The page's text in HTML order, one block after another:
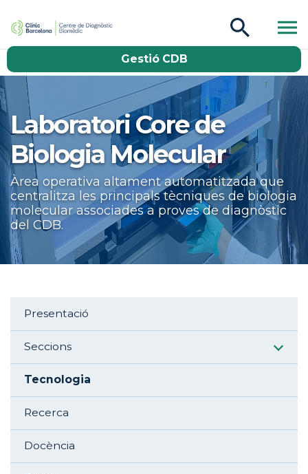
Gestió CDB
Laboratori Core de
Biologia Molecular
Àrea operativa altament automatitzada que
centralitza les principals tècniques de biologia
molecular associades a proves de diagnòstic
del CDB.
Aside navigation
Presentació
Seccions
Tecnologia
Recerca
Docència